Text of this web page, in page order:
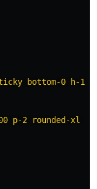
bottom-0 h-
p-2 rounded-xl